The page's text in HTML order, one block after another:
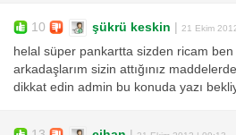
10 şükrü keskin | 21 Ekim
helal süper pankartta sizden ricam
arkadaşlarım sizin attığınız
dikkat edin admin bu konuda yazı